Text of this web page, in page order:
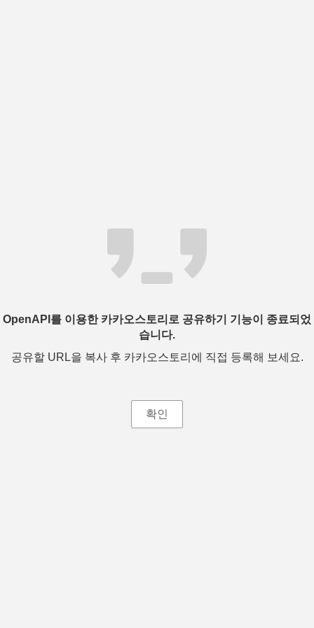
OpenAPI를 이용한 카카오스토리로 공유하기 기능이 종료되었
습니다.
공유할 URL을 복사 후 카카오스토리에 직접 등록해 보세요.
확인